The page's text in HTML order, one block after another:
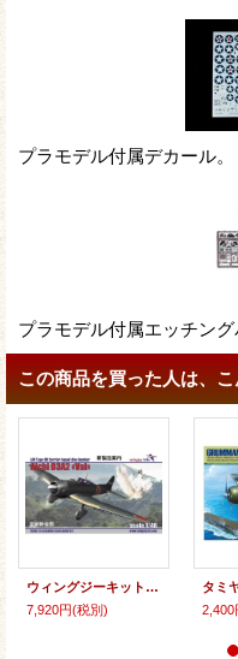
プラモデル付属デカール。
プラモデル付属エッチング
この商品を買った人は、
ウィングジーキット 1/48 愛知 D3A2 九九式艦上爆撃機二二型【プラモデル】
7,920円(税別)
2,400